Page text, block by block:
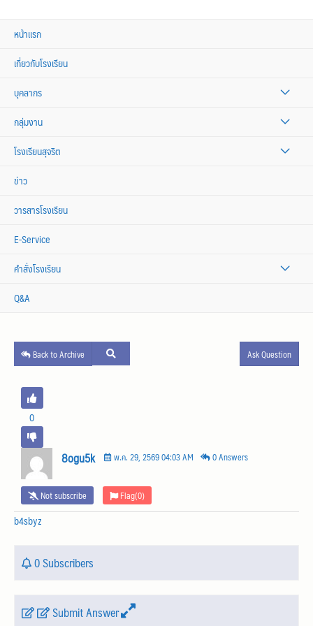
หน้าแรก
เกี่ยวกับโรงเรียน
บุคลากร
กลุ่มงาน
โรงเรียนสุจริต
ข่าว
วารสารโรงเรียน
E-Service
คำสั่งโรงเรียน
Q&A
Back to Archive Ask Question
0
8ogu5k พ.ค. 29, 2569 04:03 AM 0 Answers
Not subscribe Flag(0)
b4sbyz
0 Subscribers
Submit Answer